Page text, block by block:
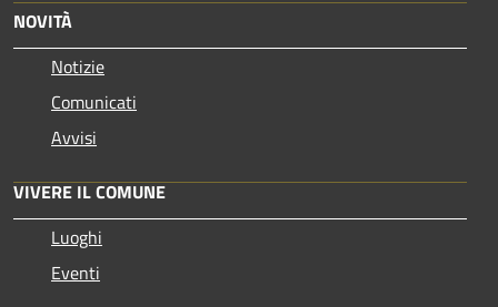
NOVITÀ
Notizie
Comunicati
Avvisi
VIVERE IL COMUNE
Luoghi
Eventi